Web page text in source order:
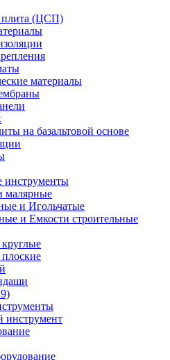
плита (ЦСП)
материалы
на базальтовой основе
инструменты
малярные
и Игольчатые
и Емкости строительные
инструмент